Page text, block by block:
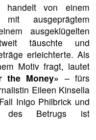
handelt von einem
ausgeprägtem
ausgeklügelten
täuschte und
erleichterte. Als
Motiv fragt, lautet
the Money» – fürs
Eileen Kinsella
Inigo Philbrick und
des Betrugs ist